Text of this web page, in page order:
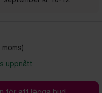
moms)
uppnått